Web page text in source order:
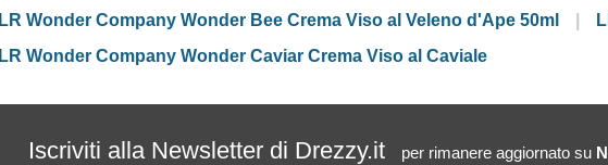
LR Wonder Company Wonder Bee Crema Viso al Veleno d'Ape 50ml
LR Wonder Company Wonder Caviar Crema Viso al Caviale
Iscriviti alla Newsletter di Drezzy.it per rimanere aggiornato su